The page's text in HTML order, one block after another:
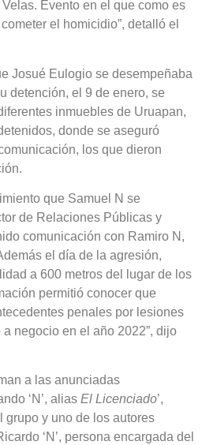
Evento en el que como es
el homicidio”, detalló el
Josué Eulogio se desempeñaba
detención, el 9 de enero, se
inmuebles de Uruapan,
donde se aseguró
los que dieron
que Samuel N se
de Relaciones Públicas y
comunicación con Ramiro N,
el día de la agresión,
a 600 metros del lugar de los
permitió conocer que
penales por lesiones
negocio en el año 2022”, dijo
a las anunciadas
‘N’, alias El Licenciado’,
grupo y uno de los autores
‘N’, persona encargada del